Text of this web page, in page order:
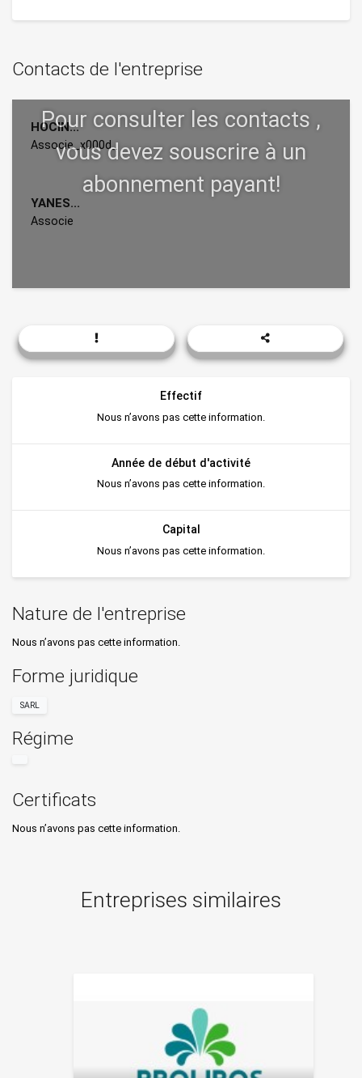
Contacts de l'entreprise
HOCIN...
Associe_x000d_
YANES...
Associe
Effectif
Nous n’avons pas cette information.
Année de début d'activité
Nous n’avons pas cette information.
Capital
Nous n’avons pas cette information.
Nature de l'entreprise
Nous n’avons pas cette information.
Forme juridique
SARL
Régime
Certificats
Nous n’avons pas cette information.
Entreprises similaires